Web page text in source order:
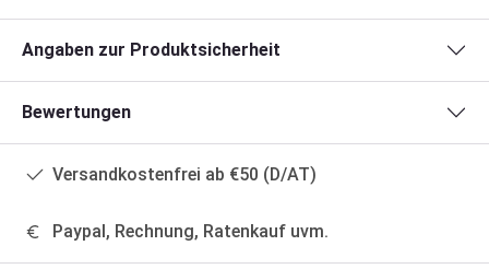
Angaben zur Produktsicherheit
Bewertungen
Versandkostenfrei ab €50 (D/AT)
Paypal, Rechnung, Ratenkauf uvm.